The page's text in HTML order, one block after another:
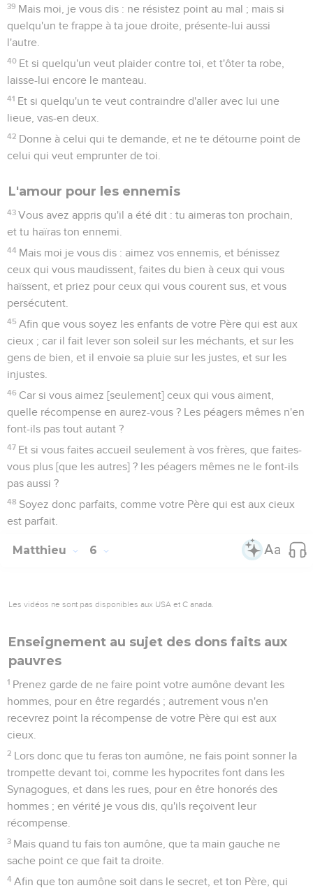
39 Mais moi, je vous dis : ne résistez point au mal ; mais si
quelqu'un te frappe à ta joue droite, présente-lui aussi
l'autre.
40 Et si quelqu'un veut plaider contre toi, et t'ôter ta robe,
laisse-lui encore le manteau.
41 Et si quelqu'un te veut contraindre d'aller avec lui une
lieue, vas-en deux.
42 Donne à celui qui te demande, et ne te détourne point de
celui qui veut emprunter de toi.
L'amour pour les ennemis
43 Vous avez appris qu'il a été dit : tu aimeras ton prochain,
et tu haïras ton ennemi.
44 Mais moi je vous dis : aimez vos ennemis, et bénissez
ceux qui vous maudissent, faites du bien à ceux qui vous
haïssent, et priez pour ceux qui vous courent sus, et vous
persécutent.
45 Afin que vous soyez les enfants de votre Père qui est aux
cieux ; car il fait lever son soleil sur les méchants, et sur les
gens de bien, et il envoie sa pluie sur les justes, et sur les
injustes.
46 Car si vous aimez [seulement] ceux qui vous aiment,
quelle récompense en aurez-vous ? Les péagers mêmes n'en
font-ils pas tout autant ?
47 Et si vous faites accueil seulement à vos frères, que faites-
vous plus [que les autres] ? les péagers mêmes ne le font-ils
pas aussi ?
48 Soyez donc parfaits, comme votre Père qui est aux cieux
est parfait.
Matthieu 6
Les vidéos ne sont pas disponibles aux USA et C anada.
Enseignement au sujet des dons faits aux
pauvres
1 Prenez garde de ne faire point votre aumône devant les
hommes, pour en être regardés ; autrement vous n'en
recevrez point la récompense de votre Père qui est aux
cieux.
2 Lors donc que tu feras ton aumône, ne fais point sonner la
trompette devant toi, comme les hypocrites font dans les
Synagogues, et dans les rues, pour en être honorés des
hommes ; en vérité je vous dis, qu'ils reçoivent leur
récompense.
3 Mais quand tu fais ton aumône, que ta main gauche ne
sache point ce que fait ta droite.
4 Afin que ton aumône soit dans le secret, et ton Père, qui